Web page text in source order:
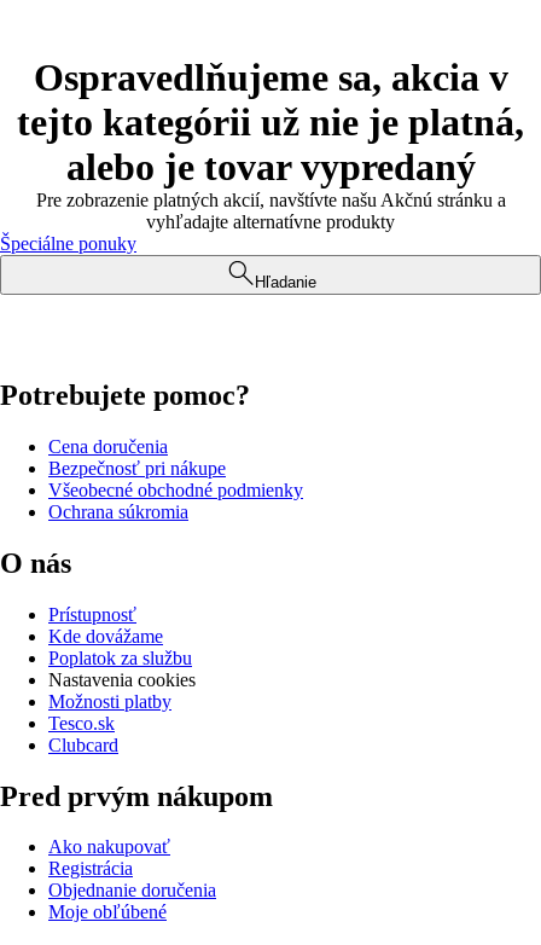
Ospravedlňujeme sa, akcia v
tejto kategórii už nie je platná,
alebo je tovar vypredaný
Pre zobrazenie platných akcií, navštívte našu Akčnú stránku a
vyhľadajte alternatívne produkty
Špeciálne ponuky
Hľadanie
Potrebujete pomoc?
Cena doručenia
Bezpečnosť pri nákupe
Všeobecné obchodné podmienky
Ochrana súkromia
O nás
Prístupnosť
Kde dovážame
Poplatok za službu
Nastavenia cookies
Možnosti platby
Tesco.sk
Clubcard
Pred prvým nákupom
Ako nakupovať
Registrácia
Objednanie doručenia
Moje obľúbené